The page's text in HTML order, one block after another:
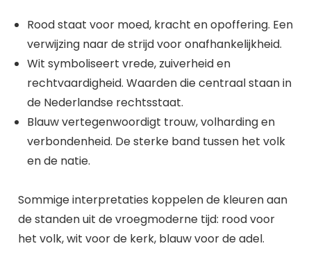
Rood staat voor moed, kracht en opoffering. Een
verwijzing naar de strijd voor onafhankelijkheid.
Wit symboliseert vrede, zuiverheid en
rechtvaardigheid. Waarden die centraal staan in
de Nederlandse rechtsstaat.
Blauw vertegenwoordigt trouw, volharding en
verbondenheid. De sterke band tussen het volk
en de natie.
Sommige interpretaties koppelen de kleuren aan
de standen uit de vroegmoderne tijd: rood voor
het volk, wit voor de kerk, blauw voor de adel.